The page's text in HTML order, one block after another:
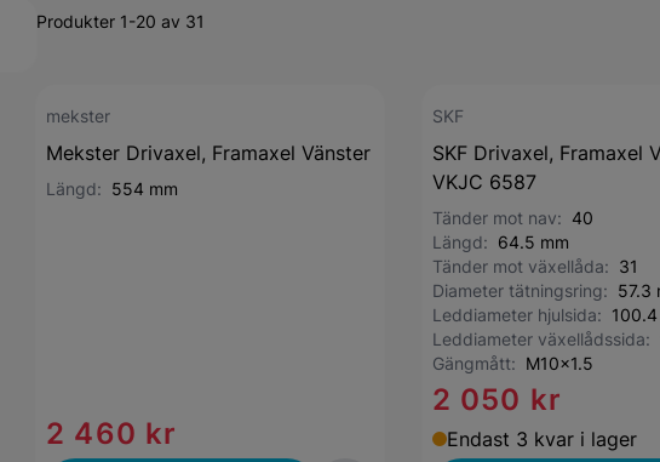
Produkter 1-20 av 31
mekster
Mekster Drivaxel, Framaxel Vänster
Längd: 554 mm
2 460 kr
SKF
SKF Drivaxel, Framaxel
VKJC 6587
Tänder mot nav: 40
Längd: 64.5 mm
Tänder mot växellåda: 31
Diameter tätningsring: 57.3
Leddiameter hjulsida:
Leddiameter växellådssida:
Gängmått: M10x1.5
2 050 kr
Endast 3 kvar i lager